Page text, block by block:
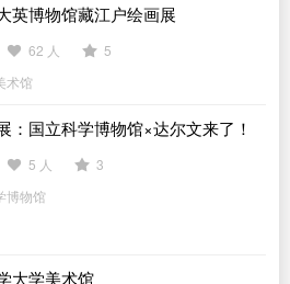
英博物馆藏江户绘画展
62 人
5
术馆
：国立科学博物馆×达尔文来了！
5 人
3
博物馆
大学美术馆